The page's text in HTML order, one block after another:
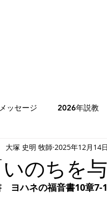
ッセージ 2026年説教
2026年牧師のコラム
コラム 創世記 ヨシ
いのちを
大塚 史明 牧師 2025年12月14日
ヨハネの福音書10章7-